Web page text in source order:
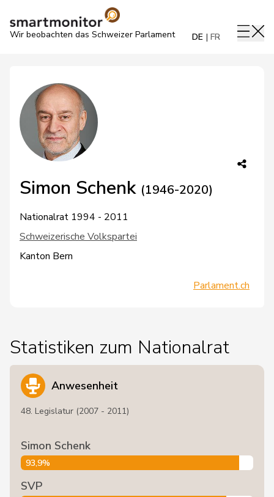
Wir beobachten das Schweizer Parlament DE FR
Simon Schenk (1946-2020)
Nationalrat 1994 - 2011
Schweizerische Volkspartei
Kanton Bern
Parlament.ch
Statistiken zum Nationalrat
Anwesenheit
48. Legislatur (2007 - 2011)
Simon Schenk
93,9%
SVP